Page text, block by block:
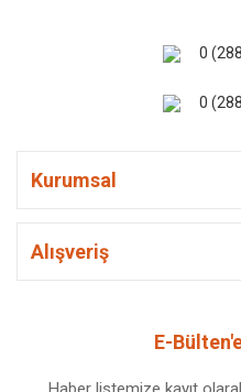
0
0
Kurumsal
Alışveriş
E-